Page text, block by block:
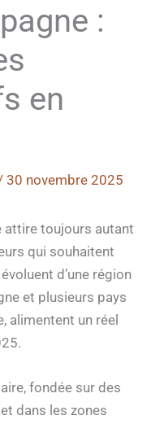
:
en
30 novembre 2025
attire toujours autant
qui souhaitent
d’une région
et plusieurs pays
alimentent un réel
fondée sur des
dans les zones